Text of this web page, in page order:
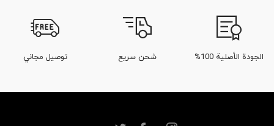
الجودة الأصلية 100% شحن سريع توصيل مجاني